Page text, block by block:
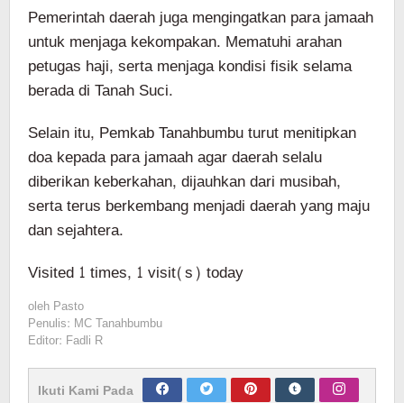
Pemerintah daerah juga mengingatkan para jamaah
untuk menjaga kekompakan. Mematuhi arahan
petugas haji, serta menjaga kondisi fisik selama
berada di Tanah Suci.
Selain itu, Pemkab Tanahbumbu turut menitipkan
doa kepada para jamaah agar daerah selalu
diberikan keberkahan, dijauhkan dari musibah,
serta terus berkembang menjadi daerah yang maju
dan sejahtera.
Visited 1 times, 1 visit(s) today
oleh Pasto
Penulis: MC Tanahbumbu
Editor: Fadli R
Ikuti Kami Pada